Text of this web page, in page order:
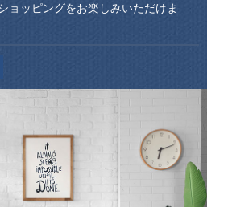
ョッピングをお楽しみいただけま